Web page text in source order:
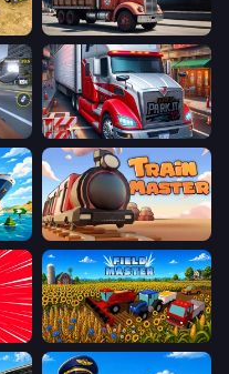
Cargo Truck Parking
Just Park It 12
Club
Train Master
Field Master
Drift